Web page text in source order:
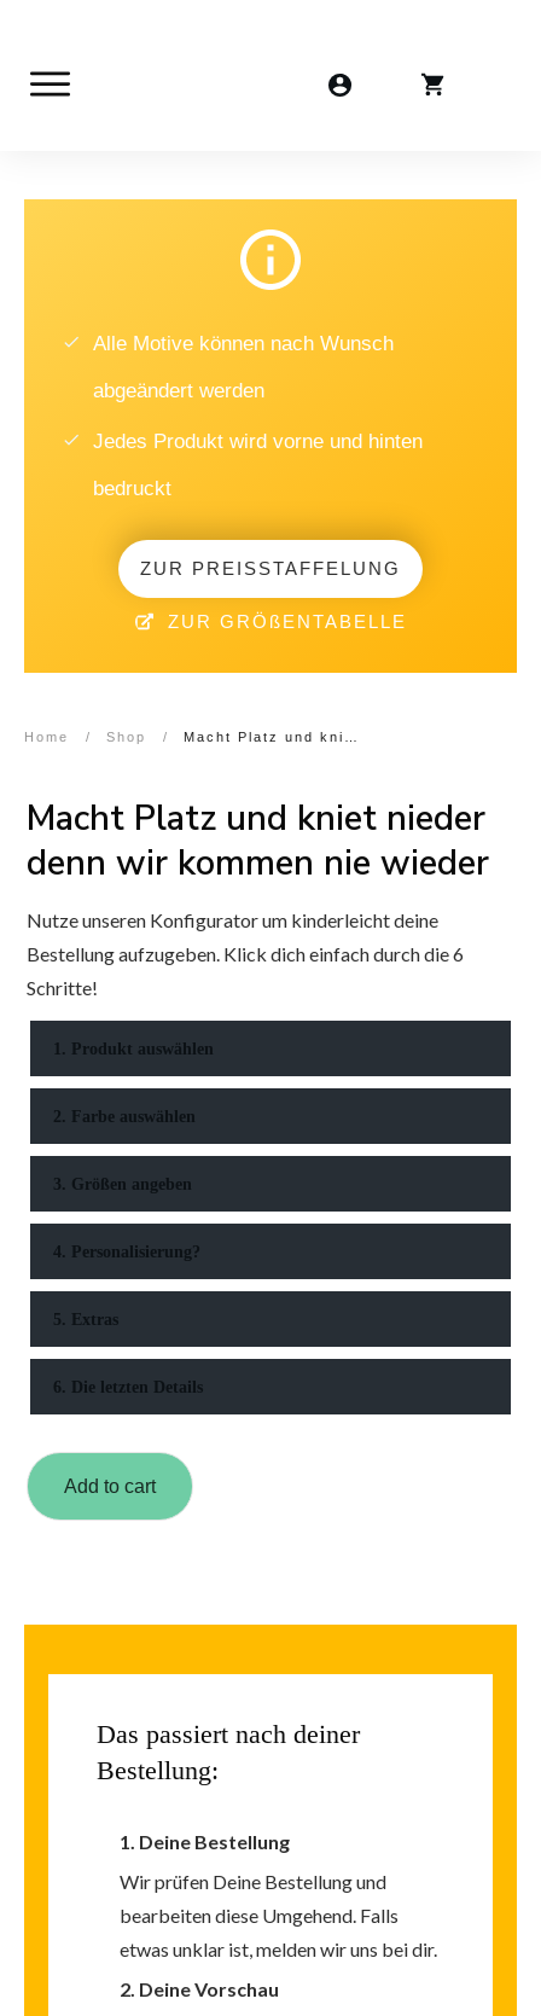
Alle Motive können nach Wunsch
abgeändert werden
Jedes Produkt wird vorne und hinten
bedruckt
ZUR PREISSTAFFELUNG
ZUR GRÖßENTABELLE
Home / Shop /
Macht Platz und kniet nieder
denn wir kommen nie wieder
Nutze unseren Konfigurator um kinderleicht deine
Bestellung aufzugeben. Klick dich einfach durch die 6
Schritte!
1. Produkt auswählen
2. Farbe auswählen
3. Größen angeben
4. Personalisierung?
5. Extras
6. Die letzten Details
Add to cart
Das passiert nach deiner
Bestellung:
1. Deine Bestellung
Wir prüfen Deine Bestellung und
bearbeiten diese Umgehend. Falls
etwas unklar ist, melden wir uns bei dir.
2. Deine Vorschau